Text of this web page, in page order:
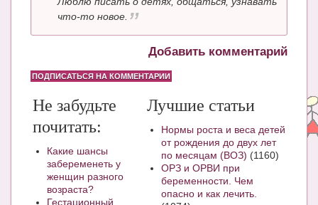
что-то новое.
Добавить комментарий
ПОДПИСАТЬСЯ НА КОММЕНТАРИИ
Не забудьте
почитать:
Какие шансы
забеременеть у
женщин разного
возраста?
Гестационный
Лучшие статьи
Нормы роста и веса детей
от рождения до двух лет
по месяцам (ВОЗ) (1160)
ОРЗ и ОРВИ при
беременности. Чем
опасно и как лечить.